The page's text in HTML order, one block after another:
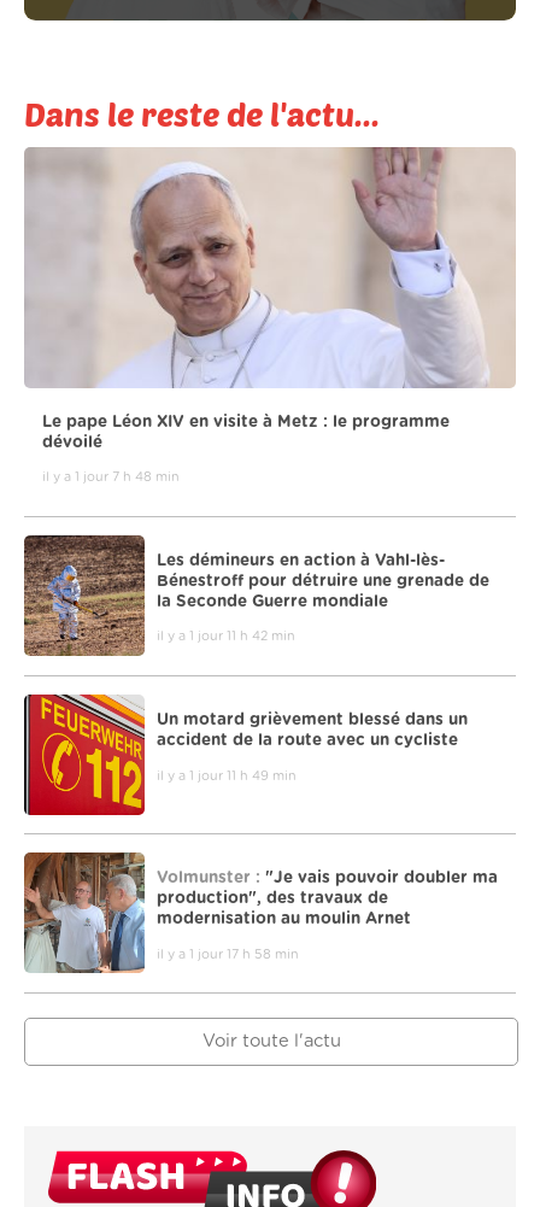
Dans le reste de l'actu...
Le pape Léon XIV en visite à Metz : le programme
dévoilé
il y a 1 jour 7 h 48 min
Les démineurs en action à Vahl-lès-
Bénestroff pour détruire une grenade de
la Seconde Guerre mondiale
il y a 1 jour 11 h 42 min
Un motard grièvement blessé dans un
accident de la route avec un cycliste
il y a 1 jour 11 h 49 min
Volmunster : "Je vais pouvoir doubler ma
production", des travaux de
modernisation au moulin Arnet
il y a 1 jour 17 h 58 min
Voir toute l'actu